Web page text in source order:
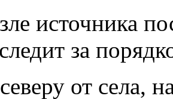
источника
за
от села,